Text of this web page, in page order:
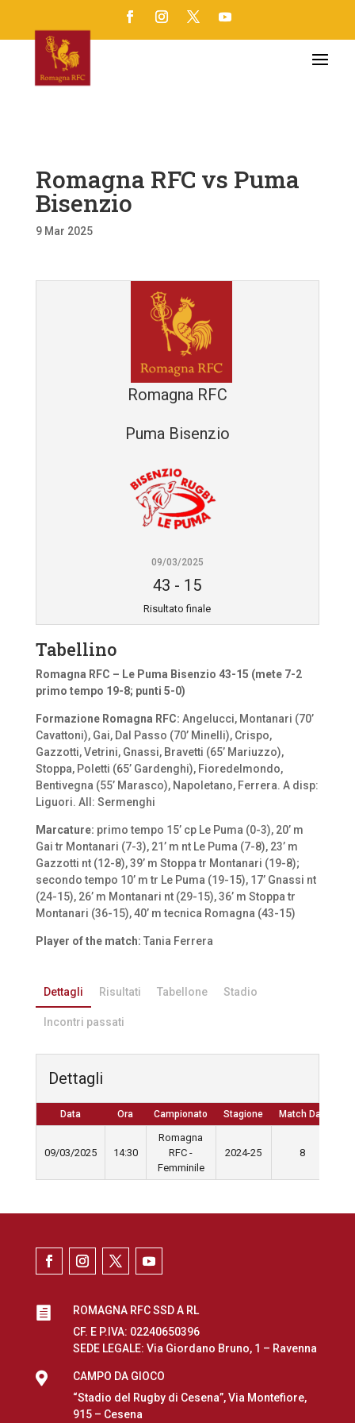
Romagna RFC vs Puma
Bisenzio
9 Mar 2025
Romagna RFC
Puma Bisenzio
09/03/2025
43 - 15
Risultato finale
Tabellino
Romagna RFC – Le Puma Bisenzio 43-15 (mete 7-2
primo tempo 19-8; punti 5-0)
Formazione Romagna RFC: Angelucci, Montanari (70’
Cavattoni), Gai, Dal Passo (70’ Minelli), Crispo,
Gazzotti, Vetrini, Gnassi, Bravetti (65’ Mariuzzo),
Stoppa, Poletti (65’ Gardenghi), Fioredelmondo,
Bentivegna (55’ Marasco), Napoletano, Ferrera. A disp:
Liguori. All: Sermenghi
Marcature: primo tempo 15’ cp Le Puma (0-3), 20’ m
Gai tr Montanari (7-3), 21’ m nt Le Puma (7-8), 23’ m
Gazzotti nt (12-8), 39’ m Stoppa tr Montanari (19-8);
secondo tempo 10’ m tr Le Puma (19-15), 17’ Gnassi nt
(24-15), 26’ m Montanari nt (29-15), 36’ m Stoppa tr
Montanari (36-15), 40’ m tecnica Romagna (43-15)
Player of the match: Tania Ferrera
Dettagli Risultati Tabellone Stadio
Incontri passati
Dettagli
Data Ora Campionato Stagione Match Day
09/03/2025 14:30
Romagna
RFC -
Femminile
2024-25 8

ROMAGNA RFC SSD A RL
CF. E P.IVA: 02240650396
SEDE LEGALE: Via Giordano Bruno, 1 – Ravenna

CAMPO DA GIOCO
“Stadio del Rugby di Cesena”, Via Montefiore,
915 – Cesena